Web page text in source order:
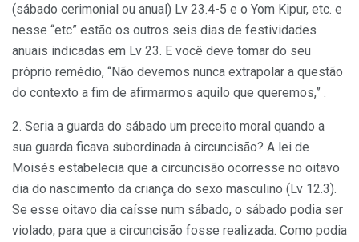
(sábado cerimonial ou anual) Lv 23.4-5 e o Yom Kipur, etc. e
nesse “etc” estão os outros seis dias de festividades
anuais indicadas em Lv 23. E você deve tomar do seu
próprio remédio, “Não devemos nunca extrapolar a questão
do contexto a fim de afirmarmos aquilo que queremos,” .
2. Seria a guarda do sábado um preceito moral quando a
sua guarda ficava subordinada à circuncisão? A lei de
Moisés estabelecia que a circuncisão ocorresse no oitavo
dia do nascimento da criança do sexo masculino (Lv 12.3).
Se esse oitavo dia caísse num sábado, o sábado podia ser
violado, para que a circuncisão fosse realizada. Como podia